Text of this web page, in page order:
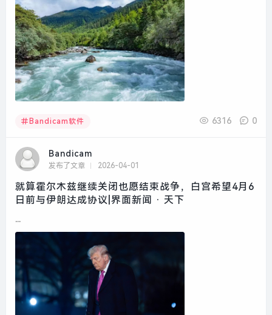
Bandicam软件 6316 0
Bandicam
发布了文章 2026-04-01
就算霍尔木兹继续关闭也愿结束战争，白宫希望4月6
日前与伊朗达成协议|界面新闻 · 天下
...